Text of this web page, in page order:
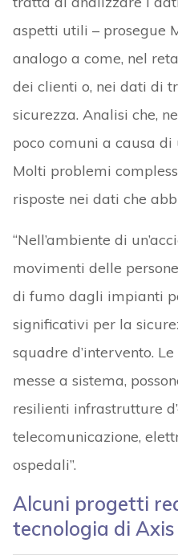
aspetti utili – prosegue
analogo a come, nel
dei clienti o, nei dati di
sicurezza. Analisi che,
poco comuni a causa di
Molti problemi
risposte nei dati che
“Nell’ambiente di
movimenti delle
di fumo dagli impianti
significativi per la
squadre d’intervento.
messe a sistema,
resilienti infrastrutture
telecomunicazione,
ospedali”.
Alcuni progetti
tecnologia di Axis